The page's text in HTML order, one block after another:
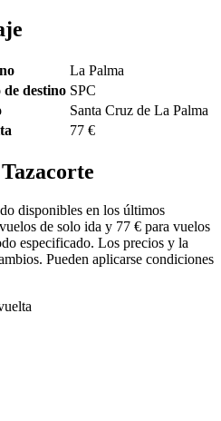
La Palma
destino SPC
Santa Cruz de La Palma
77 €
disponibles en los últimos
de solo ida y 77 € para vuelos
especificado. Los precios y la
Pueden aplicarse condiciones